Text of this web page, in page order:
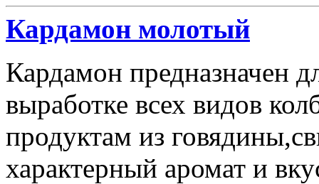
Кардамон молотый
Кардамон предназначен
выработке всех видов
продуктам из
характерный аромат и